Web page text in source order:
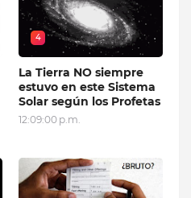
4
La Tierra NO siempre
estuvo en este Sistema
Solar según los Profetas
12:09:00 p.m.